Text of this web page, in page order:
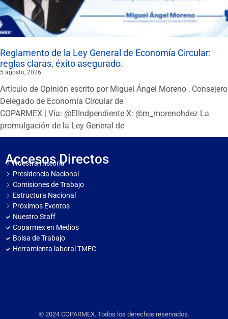
Reglamento de la Ley General de Economía Circular:
reglas claras, éxito asegurado.
5 agosto, 2026
Artículo de Opinión escrito por Miguel Ángel Moreno , Consejero
Delegado de Economía Circular de
COPARMEX | Vía: @ElIndpendiente X: @m_morenohdez La
promulgación de la Ley General de
Accesos Directos
Nuestra Historia
Presidencia Nacional
Comisiones de Trabajo
Estructura Nacional
Próximos Eventos
Nuestro Staff
Coparmex en Medios
Bolsa de Trabajo
Herramienta laboral TMEC
© 2024 COPARMEX. Todos los derechos reservados.